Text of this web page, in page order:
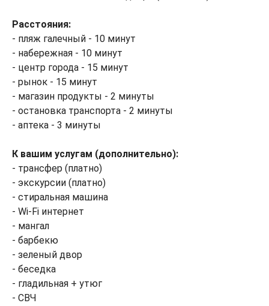
Расстояния:
- пляж галечный - 10 минут
- набережная - 10 минут
- центр города - 15 минут
- рынок - 15 минут
- магазин продукты - 2 минуты
- остановка транспорта - 2 минуты
- аптека - 3 минуты
К вашим услугам (дополнительно):
- трансфер (платно)
- экскурсии (платно)
- стиральная машина
- Wi-Fi интернет
- мангал
- барбекю
- зеленый двор
- беседка
- гладильная + утюг
- СВЧ